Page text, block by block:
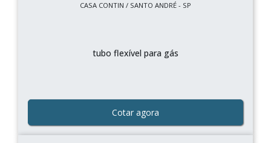
CASA CONTIN / SANTO ANDRÉ - SP
tubo flexível para gás
Cotar agora